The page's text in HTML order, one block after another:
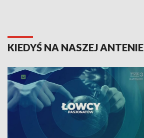
KIEDYŚ NA NASZEJ ANTENIE